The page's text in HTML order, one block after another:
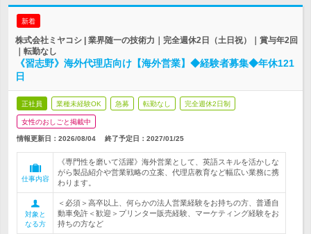
新着
株式会社ミヤコシ | 業界随一の技術力｜完全週休2日（土日祝）｜賞与年2回
｜転勤なし
《習志野》海外代理店向け【海外営業】◆経験者募集◆年休121
日
正社員 業種未経験OK 急募 転勤なし 完全週休2日制
女性のおしごと掲載中
情報更新日：2026/08/04 終了予定日： 2027/01/25
仕事内容
《専門性を磨いて活躍》海外営業として、英語スキルを活かしな
がら製品紹介や営業戦略の立案、代理店教育など幅広い業務に携
わります。
対象と
なる方
＜必須＞高卒以上、何らかの法人営業経験をお持ちの方、普通自
動車免許＜歓迎＞プリンター販売経験、マーケティング経験をお
持ちの方など